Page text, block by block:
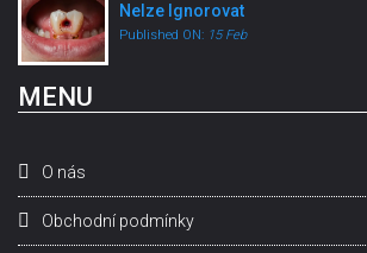
Nelze Ignorovat
Published ON: 15 Feb
MENU
O nás
Obchodní podmínky